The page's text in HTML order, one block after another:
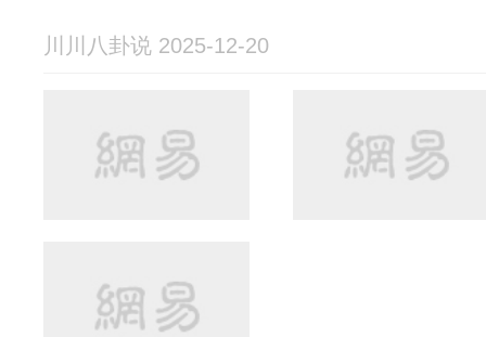
川川八卦说 2025-12-20